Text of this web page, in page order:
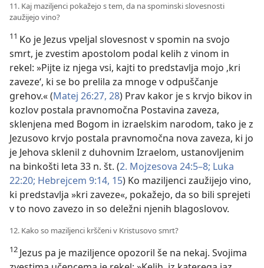
11. Kaj maziljenci pokažejo s tem, da na spominski slovesnosti
zaužijejo vino?
11 Ko je Jezus vpeljal slovesnost v spomin na svojo
smrt, je zvestim apostolom podal kelih z vinom in
rekel: »Pijte iz njega vsi, kajti to predstavlja mojo ‚kri
zaveze‘, ki se bo prelila za mnoge v odpuščanje
grehov.« (Matej 26:27, 28) Prav kakor je s krvjo bikov in
kozlov postala pravnomočna Postavina zaveza,
sklenjena med Bogom in izraelskim narodom, tako je z
Jezusovo krvjo postala pravnomočna nova zaveza, ki jo
je Jehova sklenil z duhovnim Izraelom, ustanovljenim
na binkošti leta 33 n. št. (2. Mojzesova 24:5–8; Luka
22:20; Hebrejcem 9:14, 15) Ko maziljenci zaužijejo vino,
ki predstavlja »kri zaveze«, pokažejo, da so bili sprejeti
v to novo zavezo in so deležni njenih blagoslovov.
12. Kako so maziljenci krščeni v Kristusovo smrt?
12 Jezus pa je maziljence opozoril še na nekaj. Svojima